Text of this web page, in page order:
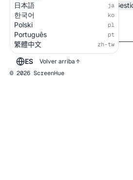
© 2026 ScreenHue
ES
日本語 ja
한국어 ko
Polski pl
Português pt
繁體中文 zh-tw
Volver arriba